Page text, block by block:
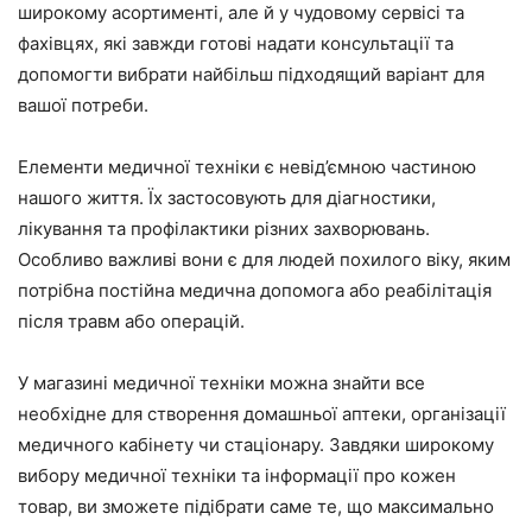
широкому асортименті, але й у чудовому сервісі та
фахівцях, які завжди готові надати консультації та
допомогти вибрати найбільш підходящий варіант для
вашої потреби.
Елементи медичної техніки є невід’ємною частиною
нашого життя. Їх застосовують для діагностики,
лікування та профілактики різних захворювань.
Особливо важливі вони є для людей похилого віку, яким
потрібна постійна медична допомога або реабілітація
після травм або операцій.
У магазині медичної техніки можна знайти все
необхідне для створення домашньої аптеки, організації
медичного кабінету чи стаціонару. Завдяки широкому
вибору медичної техніки та інформації про кожен
товар, ви зможете підібрати саме те, що максимально